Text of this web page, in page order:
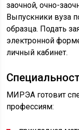
заочной, очно-
Выпускники вуза
образца. Подать
электронной
личный кабинет.
МИРЭА готовит
профессиям: